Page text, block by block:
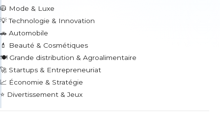
🧥 Mode & Luxe
💡 Technologie & Innovation
🚗 Automobile
💄 Beauté & Cosmétiques
🍽️ Grande distribution & Agroalimentaire
🚀 Startups & Entrepreneuriat
📈 Économie & Stratégie
⭐ Divertissement & Jeux